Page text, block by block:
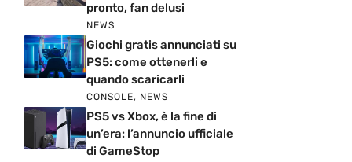
pronto, fan delusi
NEWS
Giochi gratis annunciati su
PS5: come ottenerli e
quando scaricarli
CONSOLE, NEWS
PS5 vs Xbox, è la fine di
un’era: l’annuncio ufficiale
di GameStop